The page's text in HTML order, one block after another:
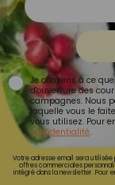
Je consens à ce
d'ouverture des
campagnes. Nous
laquelle vous le
vous utilisez. Pour
confidentialité.
Votre adresse email sera utilisée
offres commerciales
intégré dans la newsletter. Pour